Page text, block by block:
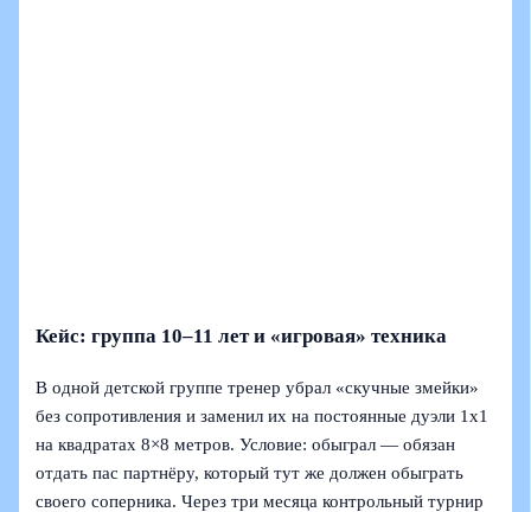
Кейс: группа 10–11 лет и «игровая» техника
В одной детской группе тренер убрал «скучные змейки»
без сопротивления и заменил их на постоянные дуэли 1х1
на квадратах 8×8 метров. Условие: обыграл — обязан
отдать пас партнёру, который тут же должен обыграть
своего соперника. Через три месяца контрольный турнир